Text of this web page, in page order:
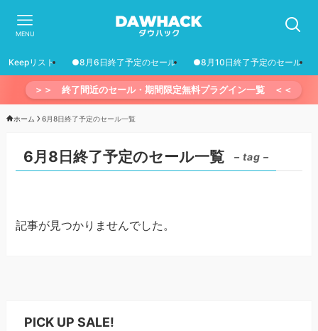
MENU
Keepリスト ●8月6日終了予定のセール ●8月10日終了予定のセール
＞＞ 終了間近のセール・期間限定無料プラグイン一覧 ＜＜
ホーム 6月8日終了予定のセール一覧
6月8日終了予定のセール一覧 – tag –
記事が見つかりませんでした。
PICK UP SALE!